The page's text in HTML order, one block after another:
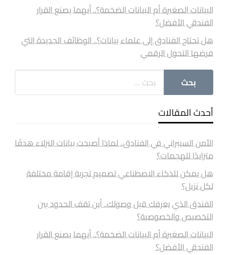
البيانات الصغيرة أم البيانات الضخمة؟.. أيهما يصنع القرار
الفندقي الأفضل؟
هل تحتاج الفنادق إلى علماء بيانات؟.. الوظائف الجديدة التي
فرضها التحول الرقمي
أحدث المقالات
الأمن السيبراني في الفنادق.. لماذا أصبحت بيانات النزلاء هدفًا
متزايدًا للهجمات؟
هل يمكن للذكاء الاصطناعي تصميم تجربة إقامة مختلفة
لكل نزيل؟
الفندق الذي يعرفك قبل وصولك.. أين تقف الحدود بين
التخصيص والخصوصية؟
البيانات الصغيرة أم البيانات الضخمة؟.. أيهما يصنع القرار
الفندقي الأفضل؟